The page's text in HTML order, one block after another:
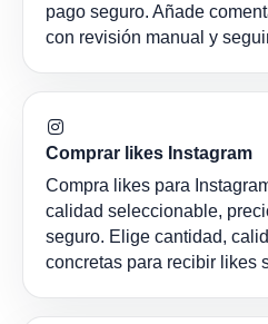
pago seguro. Añade
con revisión manual y
Comprar likes Instagram
Compra likes para
calidad seleccionable,
seguro. Elige cantidad,
concretas para recibir likes